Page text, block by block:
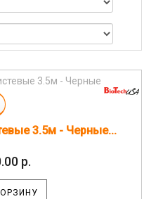
3.5м - Черные...
р.